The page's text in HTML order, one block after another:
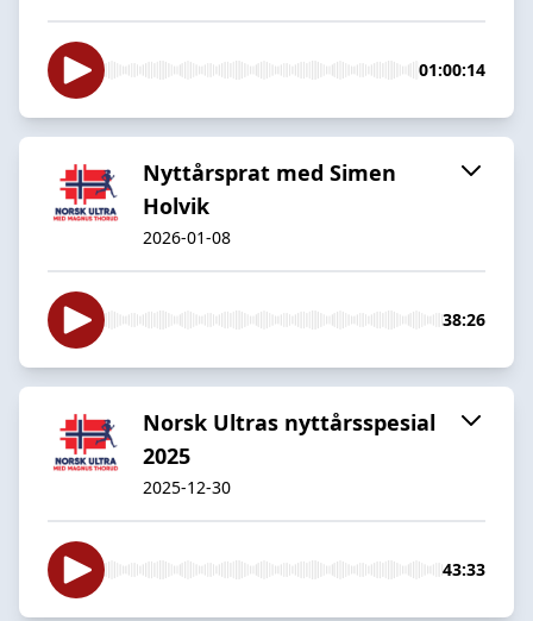
01:00:14
Nyttårsprat med Simen
Holvik
2026-01-08
38:26
Norsk Ultras nyttårsspesial
2025
2025-12-30
43:33